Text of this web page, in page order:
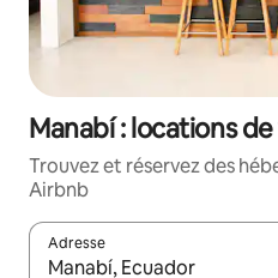
Manabí : locations
Trouvez et réservez des
Airbnb
Adresse
Lorsque les résultats